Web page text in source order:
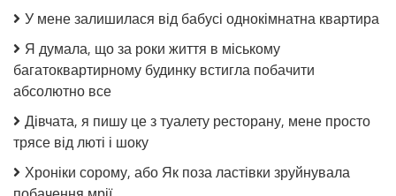
У мене залишилася від бабусі однокімнатна квартира
Я думала, що за роки життя в міському
багатоквартирному будинку встигла побачити
абсолютно все
Дівчата, я пишу це з туалету ресторану, мене просто
трясе від люті і шоку
Хроніки сорому, або Як поза ластівки зруйнувала